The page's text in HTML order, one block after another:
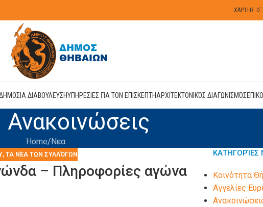
ΧΆΡΤΗΣ
ΔΙΑΒΟΥΛΕΥΣΗΥΠΗΡΕΣΙΕΣ ΓΙΑ ΤΟΝ ΕΠΙΣΚΕΠΤΗΑΡΧΙΤΕΚΤΟΝΙΚΌΣ ΔΙΑΓΩΝΙΣΜΌΣ
Home Νεα
, ΤΑ ΝΈΑ ΤΩΝ ΣΥΛΛΌΓΩΝ
– Πληροφορίες αγώνα
ΚΑΤΗΓΟΡΊΕΣ
Kοινότητα
Αγγελίες